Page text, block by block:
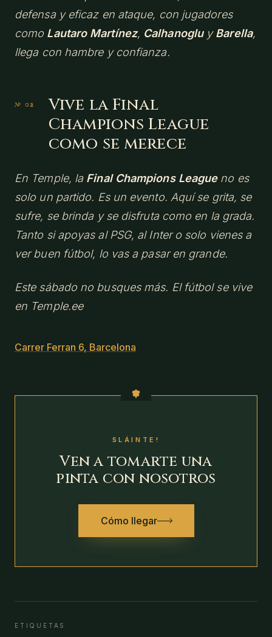
defensa y eficaz en ataque, con jugadores
como Lautaro Martínez, CalhanogluyBarella,
llega con hambre y confianza.
Vive la Final
Champions League
como se merece
En Temple, la Final Champions Leagueno es
solo un partido. Es un evento. Aquí se grita, se
sufre, se brinda y se disfruta como en la grada.
Tanto si apoyas al PSG, al Inter o solo vienes a
ver buen fútbol, lo vas a pasar en grande.
Este sábado no busques más. El fútbol se vive
en Temple.ee
Carrer Ferran 6, Barcelona
SLÁINTE!
Ven a tomarte una
pinta con nosotros
Cómo llegar
ETIQUETAS